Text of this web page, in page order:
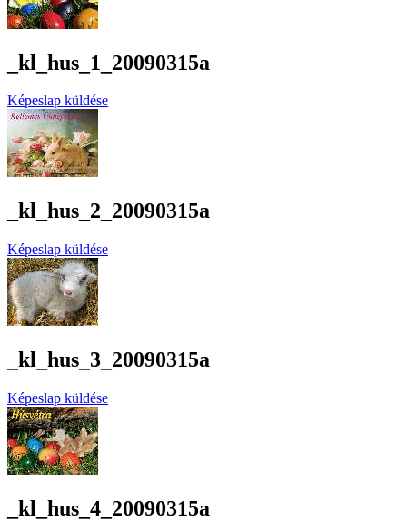
_kl_hus_1_20090315a
Képeslap küldése
_kl_hus_2_20090315a
Képeslap küldése
_kl_hus_3_20090315a
Képeslap küldése
_kl_hus_4_20090315a